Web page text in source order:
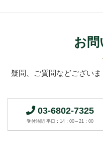
お
疑問、ご質問などございま
03-6802-7325
受付時間 平日：14：00～21：00